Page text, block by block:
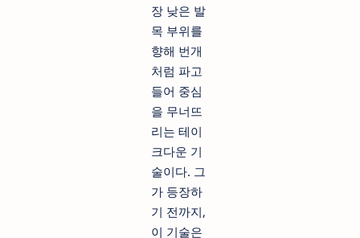
장 낮은 발
목 부위를
향해 번개
처럼 파고
들어 중심
을 무너뜨
리는 테이
크다운 기
술이다. 그
가 등장하
기 전까지,
이 기술은